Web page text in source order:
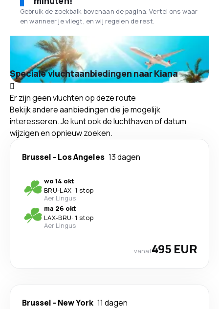
Gebruik de zoekbalk bovenaan de pagina. Vertel ons waar
en wanneer je vliegt, en wij regelen de rest.
Speciale vluchtaanbiedingen naar Kiana
Er zijn geen vluchten op deze route
Bekijk andere aanbiedingen die je mogelijk
interesseren. Je kunt ook de luchthaven of datum
wijzigen en opnieuw zoeken.
Brussel - Los Angeles 13 dagen
wo 14 okt
BRU-LAX· 1 stop
Aer Lingus
ma 26 okt
LAX-BRU· 1 stop
Aer Lingus
vanaf495 EUR
Brussel - New York 11 dagen